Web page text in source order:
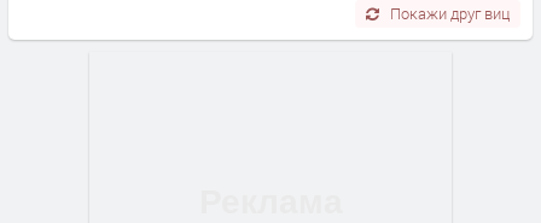
Покажи друг виц